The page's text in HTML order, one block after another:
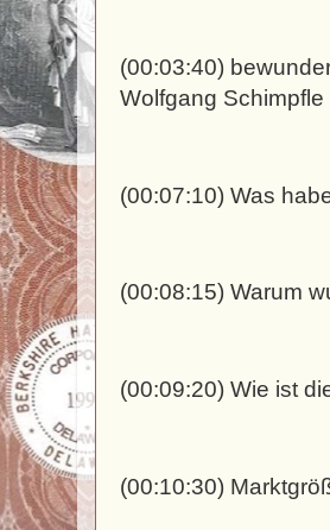
(00:03:40)
Wolfgang Schimpfle
(00:07:10) Was
(00:08:15) Warum
(00:09:20) Wie ist
(00:10:30)